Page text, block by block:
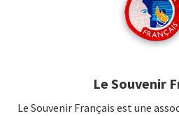
Le Souvenir
Le Souvenir Français est une